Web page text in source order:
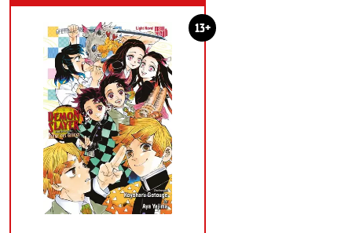
13+